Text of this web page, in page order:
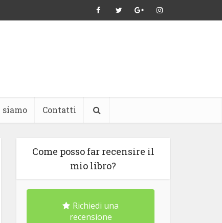
siamo Contatti
Come posso far recensire il
mio libro?
Richiedi una
recensione